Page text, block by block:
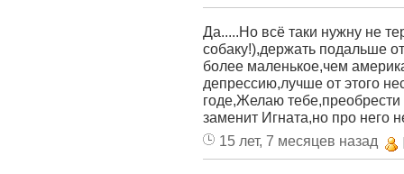
Да.....Но всё таки нужну не
собаку!),держать подальше
более маленькое,чем
депрессию,лучше от этого
годе,Желаю тебе,преобрести
заменит Игната,но про него
15 лет, 7 месяцев назад